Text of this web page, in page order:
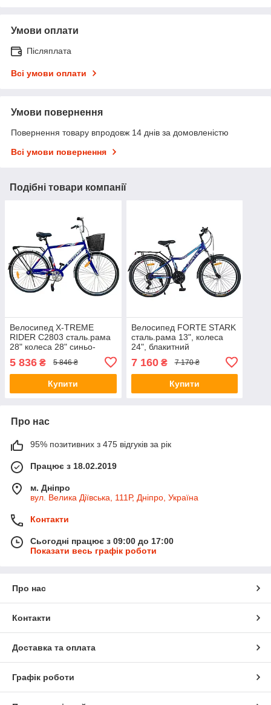
Умови оплати
Післяплата
Всі умови оплати
Умови повернення
Повернення товару впродовж 14 днів за домовленістю
Всі умови повернення
Подібні товари компанії
Велосипед X-TREME
RIDER C2803 сталь.рама
28" колеса 28" синьо-
стальова
5 836 ₴ 5 846 ₴
Купити
Велосипед FORTE STARK
сталь.рама 13", колеса
24", блакитний
7 160₴ 7 170 ₴
Купити
Про нас
95% позитивних з 475 відгуків за рік
Працює з 18.02.2019
м. Дніпро
вул. Велика Діївська, 111Р, Дніпро, Україна
Контакти
Сьогодні працює з 09:00 до 17:00
Показати весь графік роботи
Про нас
Контакти
Доставка та оплата
Графік роботи